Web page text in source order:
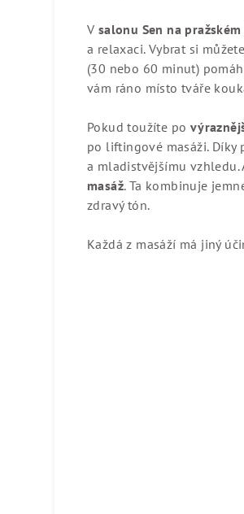
V salonu Sen na
a relaxaci. Vybrat si
(30 nebo 60 minut)
vám ráno místo tváře
Pokud toužíte po
po liftingové masáži.
a mladistvějšímu vzhledu.
masáž. Ta kombinuje
zdravý tón.
Každá z masáží má jiný